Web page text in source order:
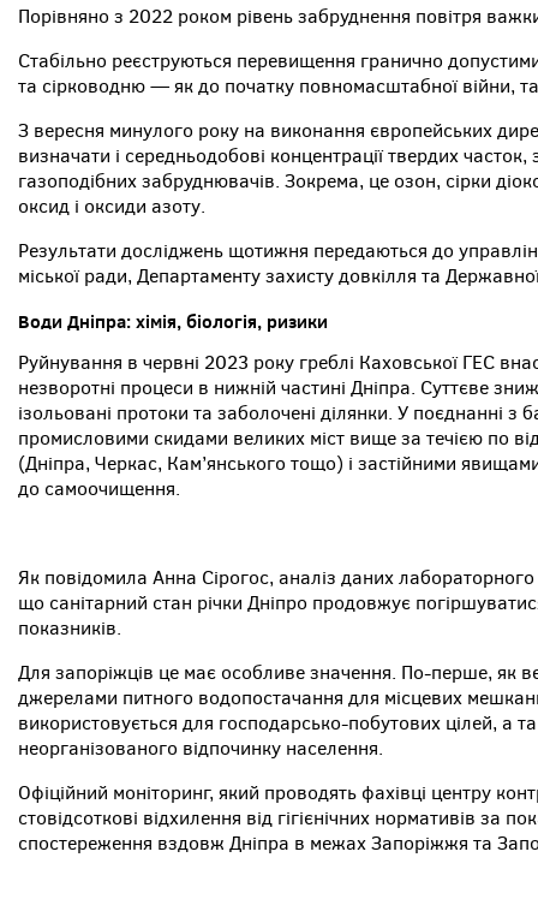
Порівняно з 2022 роком рівень забруднення повітря
Стабільно реєструються перевищення гранично
та сірководню — як до початку повномасштабної війни,
З вересня минулого року на виконання європейських
визначати і середньодобові концентрації твердих
газоподібних забруднювачів. Зокрема, це озон, сірки
оксид і оксиди азоту.
Результати досліджень щотижня передаються до
міської ради, Департаменту захисту довкілля та
Води Дніпра: хімія, біологія, ризики
Руйнування в червні 2023 року греблі Каховської ГЕС
незворотні процеси в нижній частині Дніпра. Суттєве
ізольовані протоки та заболочені ділянки. У поєднанні з
промисловими скидами великих міст вище за течією по
(Дніпра, Черкас, Кам’янського тощо) і застійними
до самоочищення.
Як повідомила Анна Сірогос, аналіз даних лабораторного
що санітарний стан річки Дніпро продовжує
показників.
Для запоріжців це має особливе значення. По-перше, як
джерелами питного водопостачання для місцевих
використовується для господарсько-побутових цілей, а
неорганізованого відпочинку населення.
Офіційний моніторинг, який проводять фахівці центру
стовідсоткові відхилення від гігієнічних нормативів за
спостереження вздовж Дніпра в межах Запоріжжя та